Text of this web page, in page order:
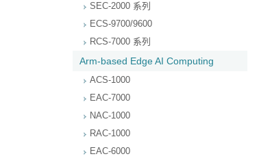
SEC-2000 系列
ECS-9700/9600
RCS-7000 系列
Arm-based Edge AI Computing
ACS-1000
EAC-7000
NAC-1000
RAC-1000
EAC-6000